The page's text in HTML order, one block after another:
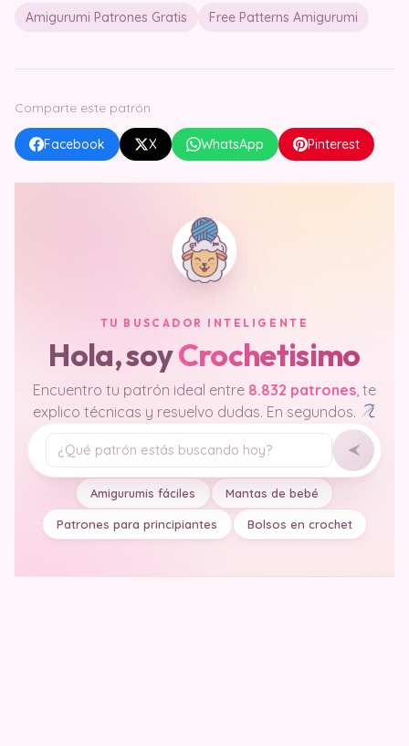
Amigurumi Patrones Gratis Free Patterns Amigurumi
Comparte este patrón
Facebook X WhatsApp Pinterest
TU BUSCADOR INTELIGENTE
Hola, soyCrochetisimo
Encuentro tu patrón ideal entre 8.832 patrones , te
explico técnicas y resuelvo dudas. En segundos.
Tu pregunta
Amigurumis fáciles Mantas de bebé
Patrones para principiantes Bolsos en crochet